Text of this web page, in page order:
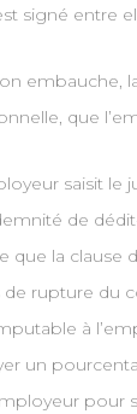
signé entre
embauche,
que
saisit le
de
que la clause
rupture du
à
un
pour